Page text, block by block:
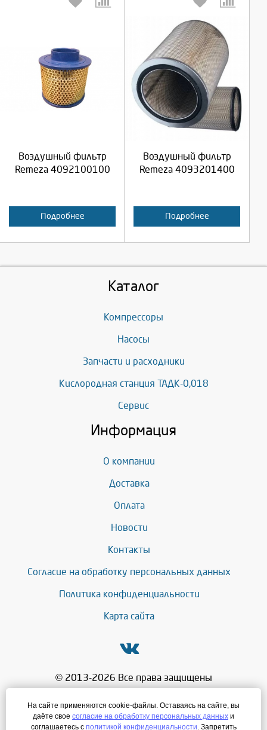
Воздушный фильтр
Remeza 4092100100
Подробнее
Выберите количество:
Отмена
Воздушный фильтр
Remeza 4093201400
Подробнее
Выберите количество:
Отмена
Каталог
Компрессоры
Насосы
Запчасти и расходники
Кислородная станция ТАДК-0,018
Сервис
Информация
О компании
Доставка
Оплата
Новости
Контакты
Согласие на обработку персональных данных
Политика конфиденциальности
Карта сайта
© 2013-2026 Все права защищены
+7 (343) 286-71-27
mg@leadersnab.ru
На сайте применяются cookie-файлы. Оставаясь на сайте, вы
даёте свое согласие на обработку персональных данных и
соглашаетесь с политикой конфиденциальности. Запретить